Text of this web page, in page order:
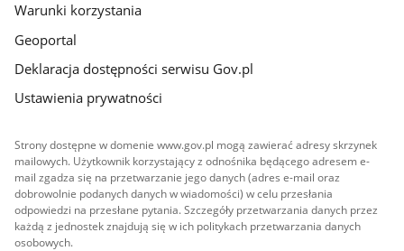
Warunki korzystania
Geoportal
Deklaracja dostępności serwisu Gov.pl
Ustawienia prywatności
Strony dostępne w domenie www.gov.pl mogą zawierać adresy skrzynek
mailowych. Użytkownik korzystający z odnośnika będącego adresem e-
mail zgadza się na przetwarzanie jego danych (adres e-mail oraz
dobrowolnie podanych danych w wiadomości) w celu przesłania
odpowiedzi na przesłane pytania. Szczegóły przetwarzania danych przez
każdą z jednostek znajdują się w ich politykach przetwarzania danych
osobowych.